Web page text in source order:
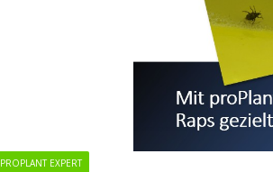
PROPLANT EXPERT